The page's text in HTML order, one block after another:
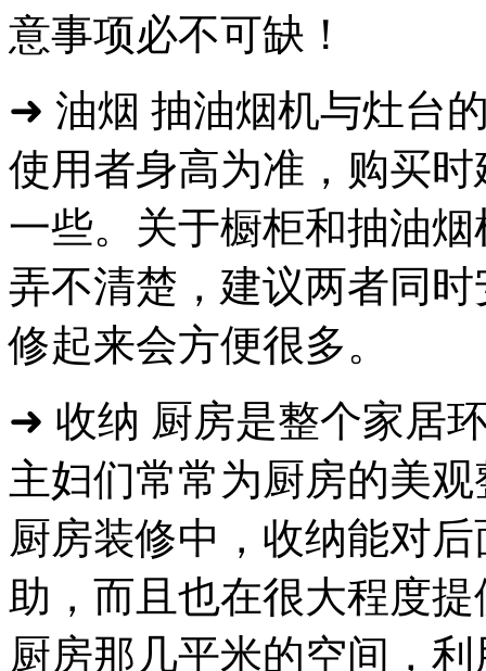
意事项必不可缺！
➜ 油烟 抽油烟机与灶台
使用者身高为准，购买
一些。关于橱柜和抽油
弄不清楚，建议两者同
修起来会方便很多。
➜ 收纳 厨房是整个家居
主妇们常常为厨房的美
厨房装修中，收纳能对
助，而且也在很大程度
厨房那几平米的空间，